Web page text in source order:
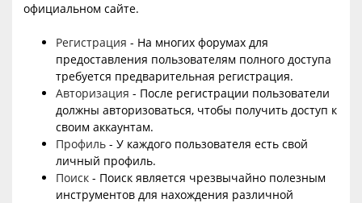
официальном сайте.
Регистрация - На многих форумах для
предоставления пользователям полного доступа
требуется предварительная регистрация.
Авторизация - После регистрации пользователи
должны авторизоваться, чтобы получить доступ к
своим аккаунтам.
Профиль - У каждого пользователя есть свой
личный профиль.
Поиск - Поиск является чрезвычайно полезным
инструментов для нахождения различной